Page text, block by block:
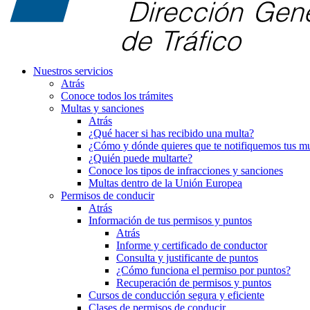
Nuestros servicios
Atrás
Conoce todos los trámites
Multas y sanciones
Atrás
¿Qué hacer si has recibido una multa?
¿Cómo y dónde quieres que te notifiquemos tus
¿Quién puede multarte?
Conoce los tipos de infracciones y sanciones
Multas dentro de la Unión Europea
Permisos de conducir
Atrás
Información de tus permisos y puntos
Atrás
Informe y certificado de conductor
Consulta y justificante de puntos
¿Cómo funciona el permiso por puntos?
Recuperación de permisos y puntos
Cursos de conducción segura y eficiente